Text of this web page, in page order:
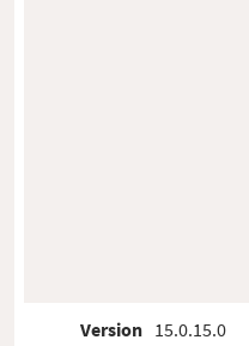
Version 15.0.15.0